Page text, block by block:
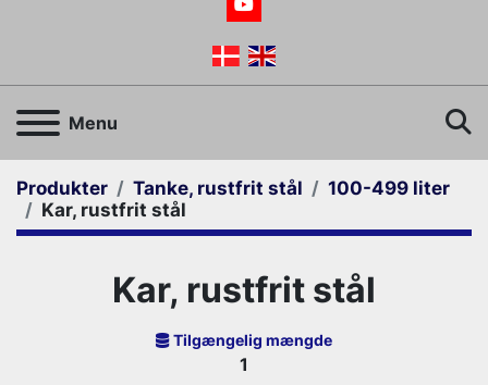
youtube
Menu
Produkter Tanke, rustfrit stål
100-499 liter
Kar, rustfrit stål
Kar, rustfrit stål
Tilgængelig mængde
1